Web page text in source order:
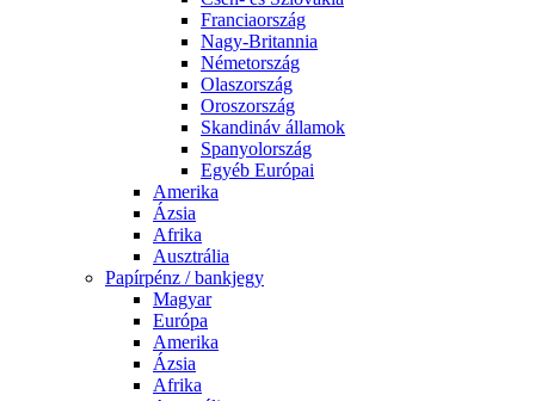
Franciaország
Nagy-Britannia
Németország
Olaszország
Oroszország
Skandináv államok
Spanyolország
Egyéb Európai
Amerika
Ázsia
Afrika
Ausztrália
Papírpénz / bankjegy
Magyar
Európa
Amerika
Ázsia
Afrika